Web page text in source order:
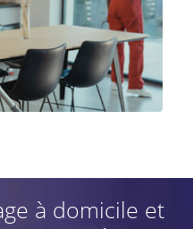
à domicile et